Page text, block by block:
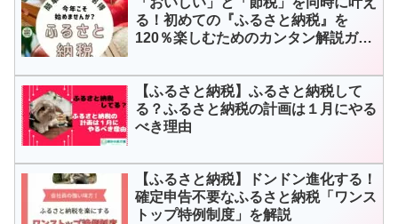
る！初めての『ふるさと納税』を
120％楽しむためのカンタン解説ガイ
【ふるさと納税】ふるさと納税して
る？ふるさと納税の計画は１月にやる
べき理由
【ふるさと納税】ドンドン進化する！
確定申告不要なふるさと納税「ワンス
トップ特例制度」を解説